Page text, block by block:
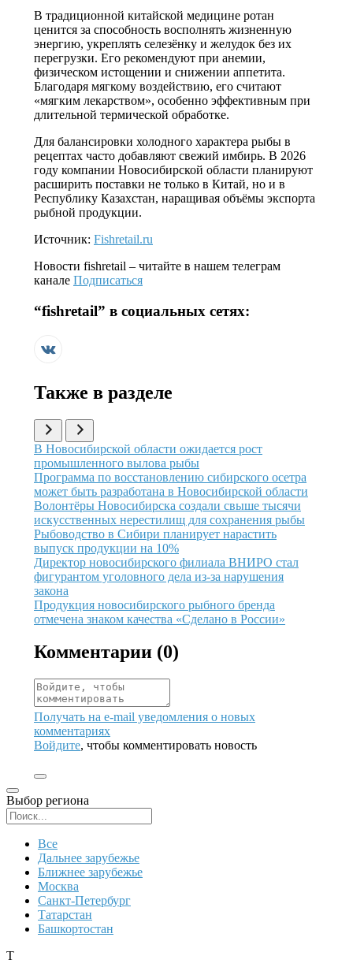
В традиционной китайской медицине ротан
ценится за способность восполнять жизненную
энергию, укреплять селезёнку и желудок без их
перегрузки. Его рекомендуют при анемии,
физическом истощении и снижении аппетита.
Благодаря мягкому воздействию, его считают
«мягким лекарством», особенно эффективным при
длительной термической обработке.
Для балансировки холодного характера рыбы в
рецептах часто добавляют свежий имбирь. В 2026
году компании Новосибирской области планируют
расширить поставки не только в Китай, но и в
Республику Казахстан, наращивая объёмы экспорта
рыбной продукции.
Источник: Fishretail.ru
Новости fishretail – читайте в нашем телеграм
канале Подписаться
“fishretail” в социальных сетях:
Также в разделе
Иллюстрация новости
В Новосибирской области ожидается рост
промышленного вылова рыбы
Иллюстрация новости
Программа по восстановлению сибирского осетра
может быть разработана в Новосибирской области
Иллюстрация новости
Волонтёры Новосибирска создали свыше тысячи
искусственных нерестилищ для сохранения рыбы
Иллюстрация новости
Рыбоводство в Сибири планирует нарастить
выпуск продукции на 10%
Иллюстрация новости
Директор новосибирского филиала ВНИРО стал
фигурантом уголовного дела из-за нарушения
закона
Иллюстрация новости
Продукция новосибирского рыбного бренда
отмечена знаком качества «Сделано в России»
Комментарии (0)
Получать на e‑mail уведомления о новых
комментариях
Войдите, чтобы комментировать новость
Выбор региона
Все
Дальнее зарубежье
Ближнее зарубежье
Москва
Санкт-Петербург
Татарстан
Башкортостан
Т